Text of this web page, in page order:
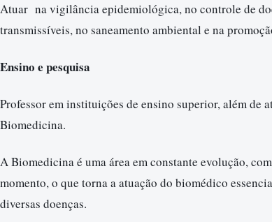
Atuar na vigilância epidemiológica, no controle de
transmissíveis, no saneamento ambiental e na
Ensino e pesquisa
Professor em instituições de ensino superior, além de
Biomedicina.
A Biomedicina é uma área em constante evolução,
momento, o que torna a atuação do biomédico
diversas doenças.